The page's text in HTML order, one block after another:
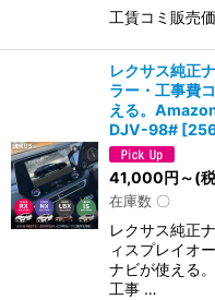
工賃コミ販売
レクサス純正
ラー・工事費
える。
DJV-98# [
41,000円 ～(
在庫数 〇
レクサス純正
ィスプレイオ
ナビが使える
工事 …